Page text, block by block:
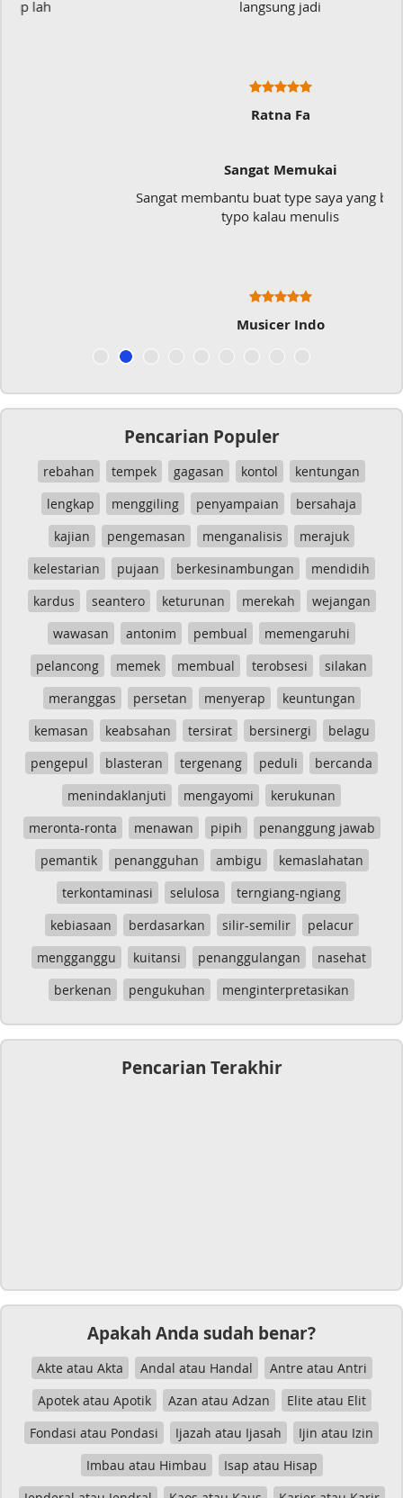
langsung jadi
Sangat Memukai
Sangat membantu buat type saya yang banyak
typo kalau menulis
Musicer Indo
Pencarian Populer
rebahan tempek gagasan kontol
kentungan
lengkap
menggiling penyampaian
bersahaja
kajian
pengemasan menganalisis
merajuk
kelestarian
pujaan berkesinambungan
mendidih
kardus
seantero keturunan merekah
wejangan
wawasan
antonim pembual
memengaruhi
pelancong
memek membual terobsesi
silakan
meranggas
persetan menyerap
keuntungan
kemasan
keabsahan tersirat bersinergi
belagu
pengepul
blasteran tergenang peduli
bercanda
menindaklanjuti
mengayomi
kerukunan
meronta-ronta
menawan pipih
penanggung jawab
pemantik
penangguhan ambigu
kemaslahatan
terkontaminasi
selulosa
terngiang-ngiang
kebiasaan
berdasarkan silir-semilir
pelacur
mengganggu
kuitansi penanggulangan
nasehat
berkenan
pengukuhan menginterpretasikan
Pencarian Terakhir
Apakah Anda sudah benar?
Akte atau Akta Andal atau Handal
Antre atau Antri
Apotek atau Apotik
Azan atau Adzan
Elite atau Elit
Fondasi atau Pondasi
Ijazah atau Ijasah
Ijin atau Izin
Imbau atau Himbau
Isap atau Hisap